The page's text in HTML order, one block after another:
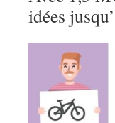
idées